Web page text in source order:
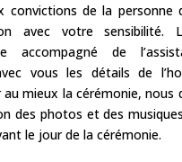
convictions de la personne
avec votre sensibilité.
accompagné de
vous les détails de
au mieux la cérémonie, nous
des photos et des
le jour de la cérémonie.